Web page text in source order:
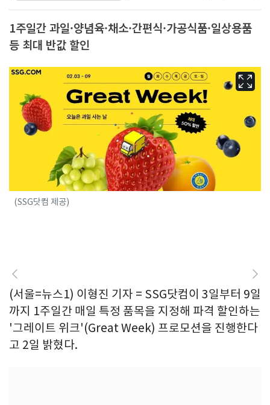
1주일간 과일·양념육·채소·간편식·가공식품·일상용품
등 최대 반값 할인
(SSG닷컴 제공)
(서울=뉴스1) 이형진 기자 = SSG닷컴이 3일부터 9일
까지 1주일간 매일 특정 품목을 지정해 파격 할인하는
'그레이트 위크'(Great Week) 프로모션을 진행한다
고 2일 밝혔다.